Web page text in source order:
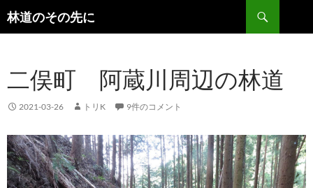
林道のその先に
検
索
ン
ツ
へ
ッ
プ
二俣町 阿蔵川周辺の林道
2021-03-26 トリK 9件のコメント